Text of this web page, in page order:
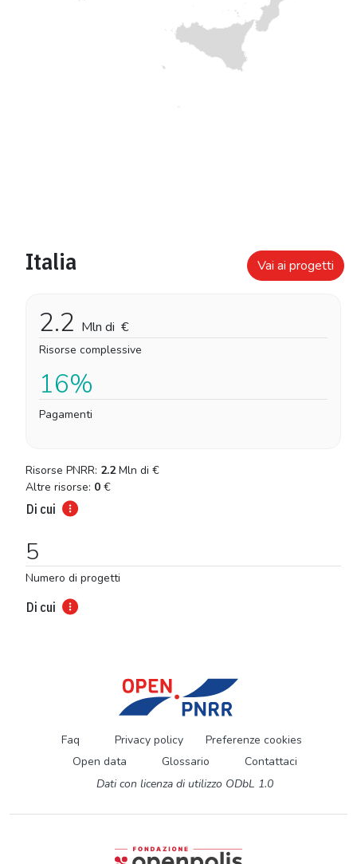
Italia Vai ai progetti
2.2 Mln di €
Risorse complessive
16%
Pagamenti
Risorse PNRR: 2.2 Mln di €
Altre risorse: 0 €
Di cui
5
Numero di progetti
Di cui
Faq Privacy policy
Preferenze cookies
Open data
Glossario
Contattaci
Dati con licenza di utilizzo ODbL 1.0